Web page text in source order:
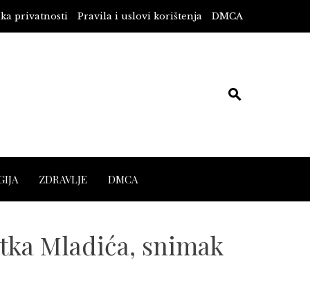
privatnosti Pravila i uslovi korištenja DMCA
ZDRAVLJE DMCA
Mladića, snimak